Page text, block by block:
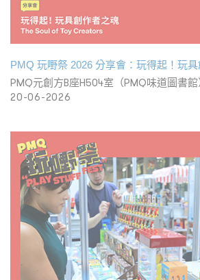
PMQ 玩嘢祭 2026 分享會：玩得起！玩
PMQ元創方B座H504室（PMQ味道圖書館
20-06-2026